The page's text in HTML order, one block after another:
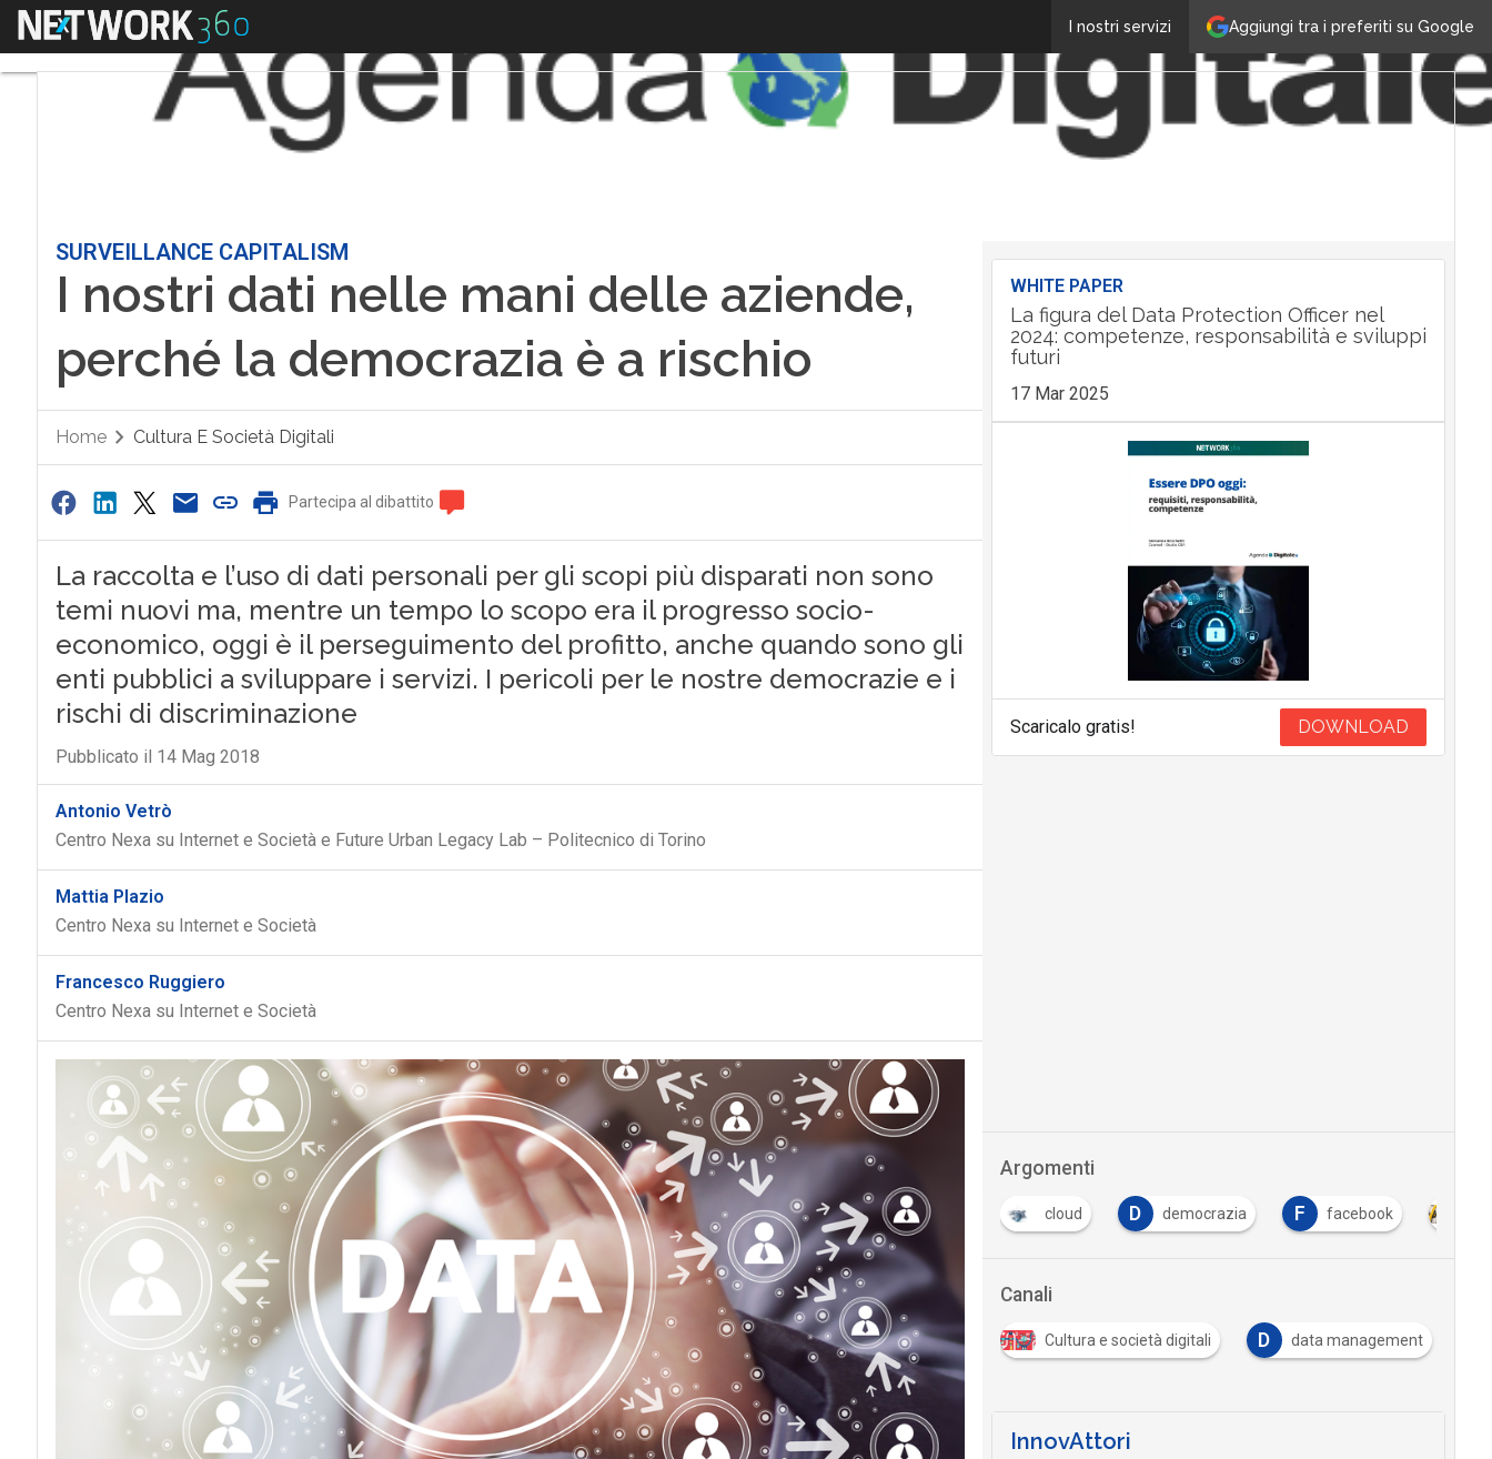
Aggiungi tra i preferiti su Google
I nostri servizi
Menu
SURVEILLANCE CAPITALISM
I nostri dati nelle mani delle aziende,
perché la democrazia è a rischio
Home Cultura E Società Digitali
Partecipa al dibattito
La raccolta e l’uso di dati personali per gli scopi più disparati non sono
temi nuovi ma, mentre un tempo lo scopo era il progresso socio-
economico, oggi è il perseguimento del profitto, anche quando sono gli
enti pubblici a sviluppare i servizi. I pericoli per le nostre democrazie e i
rischi di discriminazione
Pubblicato il 14 Mag 2018
Antonio Vetrò
Centro Nexa su Internet e Società e Future Urban Legacy Lab – Politecnico di Torino
Mattia Plazio
Centro Nexa su Internet e Società
Francesco Ruggiero
Centro Nexa su Internet e Società
WHITE PAPER
La figura del Data Protection Officer nel
2024: competenze, responsabilità e sviluppi
futuri
17 Mar 2025
Scaricalo gratis! DOWNLOAD
Argomenti
B big data cloud D democrazia F facebook
Canali
Cittadinanza digitale Cultura e società digitali D data management
InnovAttori